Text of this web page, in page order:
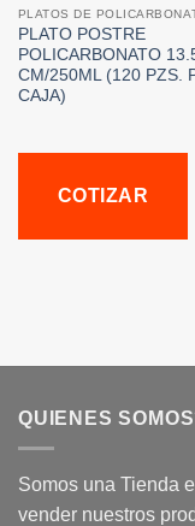
PLATOS DE
PLATO POSTRE
POLICARBONATO
CM/250ML (120 PZS.
CAJA)
COTIZAR
QUIENES
Somos una Tienda
vender nuestros